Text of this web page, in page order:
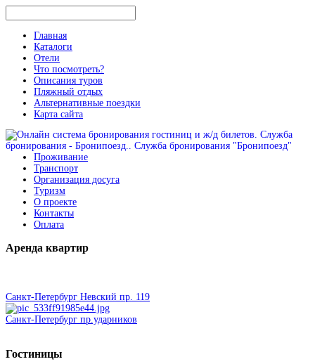
Главная
Каталоги
Отели
Что посмотреть?
Описания туров
Пляжный отдых
Альтернативные поездки
Карта сайта
Проживание
Транспорт
Организация досуга
Туризм
О проекте
Контакты
Оплата
Аренда квартир
Санкт-Петербург Невский пр. 119
Санкт-Петербург пр.ударников
Гостиницы